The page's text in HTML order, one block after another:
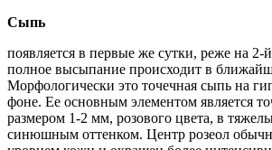
Сыпь
появляется в первые же сутки, реже на 2-
полное высыпание происходит в
Морфологически это точечная сыпь на
фоне. Ее основным элементом является
размером 1-2 мм, розового цвета, в
синюшным оттенком. Центр розеол